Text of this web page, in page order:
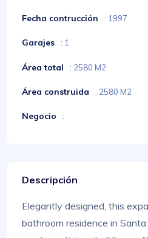
Fecha contrucción : 1997
Garajes : 1
Área total : 2580 M2
Área construida : 2580 M2
Negocio :
Descripción
Elegantly designed, this
bathroom residence in